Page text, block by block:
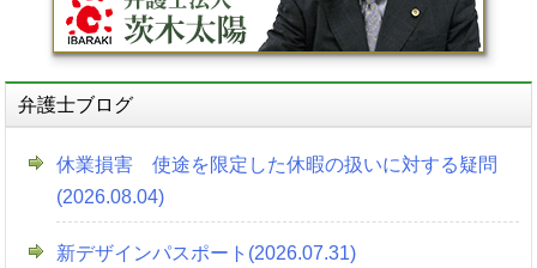
弁護士ブログ
休業損害 使途を限定した休暇の扱いに対する疑問
(2026.08.04)
新デザインパスポート(2026.07.31)